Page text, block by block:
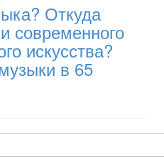
Откуда
современного
искусства?
в 65